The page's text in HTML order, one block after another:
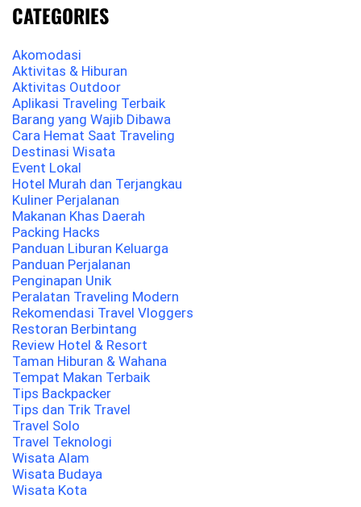
CATEGORIES
Akomodasi
Aktivitas & Hiburan
Aktivitas Outdoor
Aplikasi Traveling Terbaik
Barang yang Wajib Dibawa
Cara Hemat Saat Traveling
Destinasi Wisata
Event Lokal
Hotel Murah dan Terjangkau
Kuliner Perjalanan
Makanan Khas Daerah
Packing Hacks
Panduan Liburan Keluarga
Panduan Perjalanan
Penginapan Unik
Peralatan Traveling Modern
Rekomendasi Travel Vloggers
Restoran Berbintang
Review Hotel & Resort
Taman Hiburan & Wahana
Tempat Makan Terbaik
Tips Backpacker
Tips dan Trik Travel
Travel Solo
Travel Teknologi
Wisata Alam
Wisata Budaya
Wisata Kota